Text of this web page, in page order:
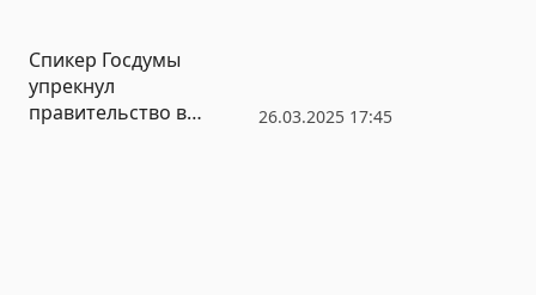
26.03.2025 17:45
Спикер Госдумы
упрекнул
правительство в